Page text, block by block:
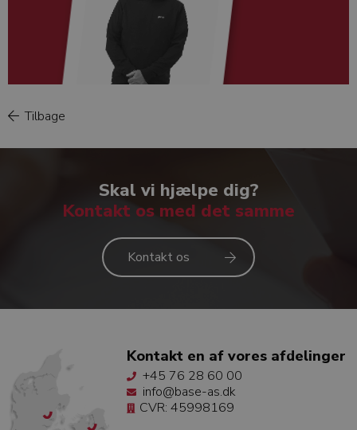
Tilbage
Skal vi hjælpe dig?
Kontakt os med det samme
Kontakt os
Kontakt en af vores afdelinger
+45 76 28 60 00
info@base-as.dk
CVR: 45998169